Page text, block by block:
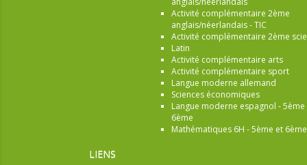
Activité complémentaire 2ème
anglais/néerlandais - TIC
Activité complémentaire 2ème
Latin
Activité complémentaire arts
Activité complémentaire sport
Langue moderne allemand
Sciences économiques
Langue moderne espagnol - 5ème
6ème
Mathématiques 6H - 5ème et 6ème
LIENS